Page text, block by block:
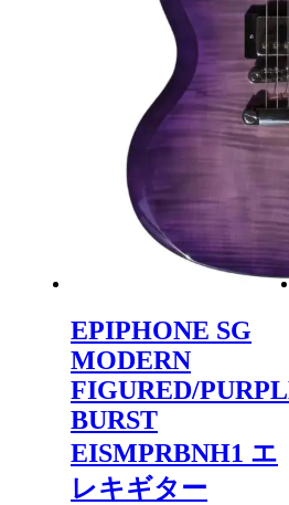
EPIPHONE SG
MODERN
FIGURED/
BURST
EISMPRBNH1 エ
レキギター